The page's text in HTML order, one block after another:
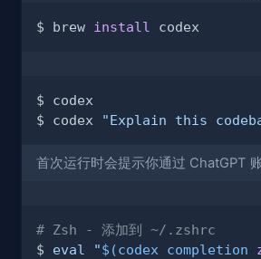
$ brew install
$
$ codex
"Explain this
首次运行时会提示你通过 ChatGPT
# Zsh - 添加到 ~/.zshrc
$ eval "$(codex completion